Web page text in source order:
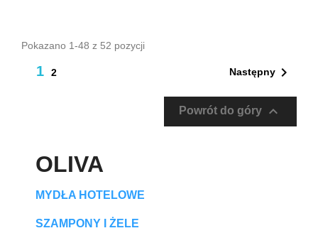
Pokazano 1-48 z 52 pozycji
1 2 Następny 
Powrót do góry 
OLIVA
MYDŁA HOTELOWE
SZAMPONY I ŻELE